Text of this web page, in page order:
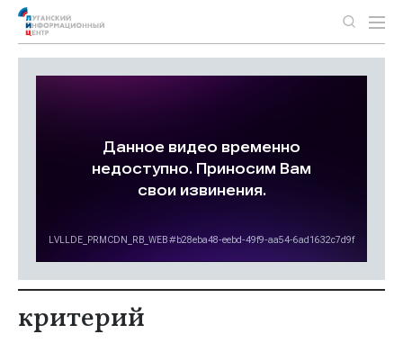
критерий